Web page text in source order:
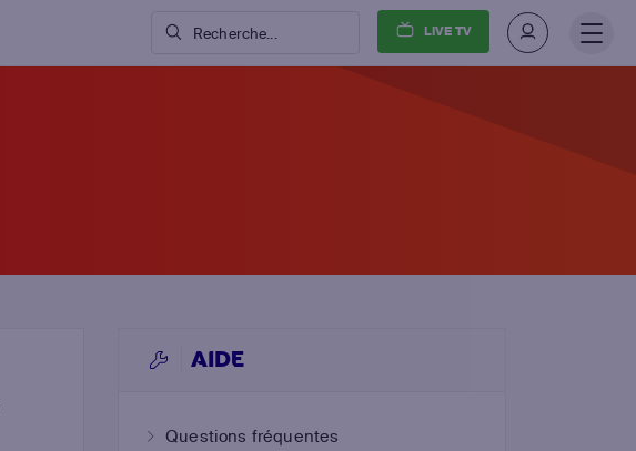
Recherche... LIVE TV
AIDE
Questions fréquentes